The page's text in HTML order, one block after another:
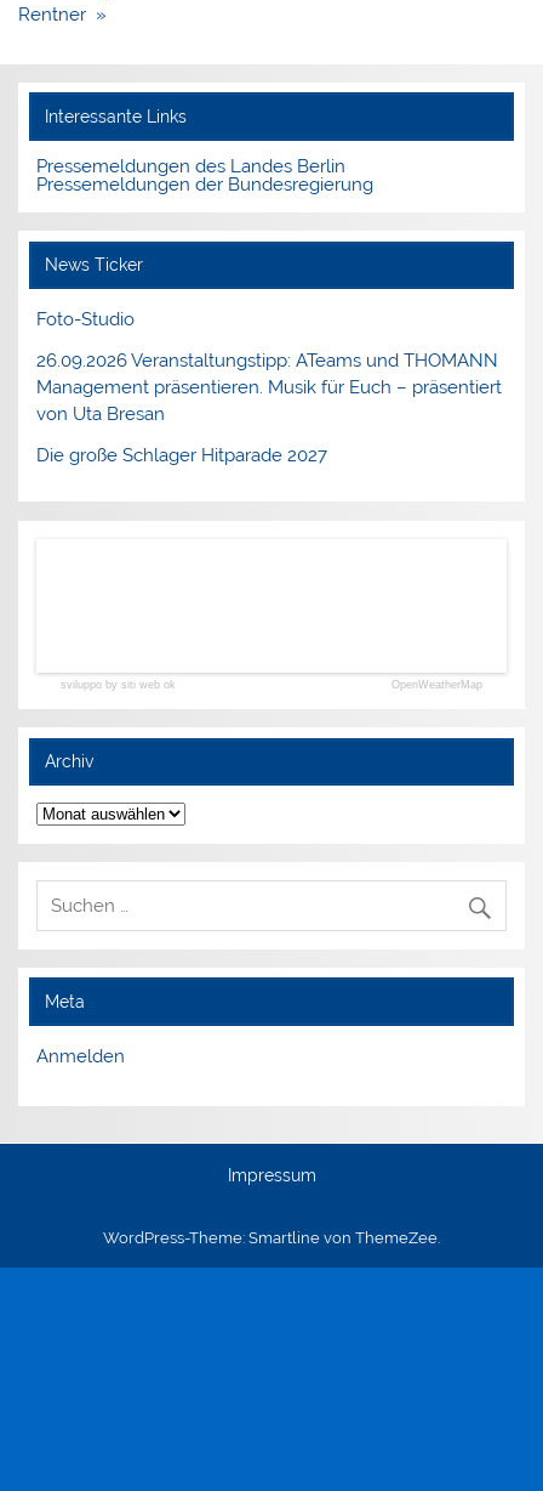
Rentner »
Interessante Links
Pressemeldungen des Landes Berlin
Pressemeldungen der Bundesregierung
News Ticker
Foto-Studio
26.09.2026 Veranstaltungstipp: ATeams und THOMANN
Management präsentieren. Musik für Euch – präsentiert
von Uta Bresan
Die große Schlager Hitparade 2027
sviluppo by siti web ok OpenWeatherMap
Archiv
Archiv
Meta
Anmelden
Impressum
WordPress-Theme: Smartline von ThemeZee.